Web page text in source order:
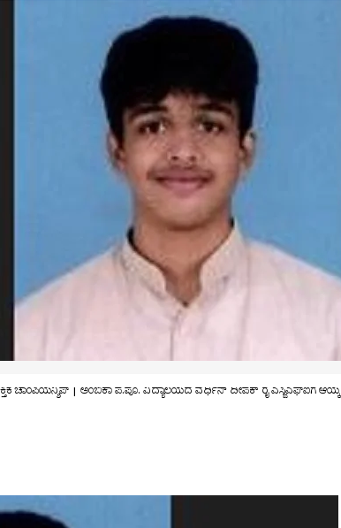
ಚಾಂಪಿಯನ್ಶಿಪ್ | ಅಂಬಿಕಾ ಪ.ಪೂ. ವಿದ್ಯಾಲಯದ ವರ್ಧಿನ್ ದೀಪಕ್ ರೈ ಎಸ್ಜಿಎಫ್ಐಗೆ ಆಯ್ಕೆ